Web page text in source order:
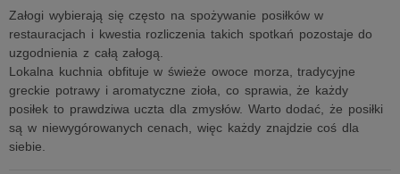
Załogi wybierają się często na spożywanie posiłków w
restauracjach i kwestia rozliczenia takich spotkań pozostaje do
uzgodnienia z całą załogą.
Lokalna kuchnia obfituje w świeże owoce morza, tradycyjne
greckie potrawy i aromatyczne zioła, co sprawia, że każdy
posiłek to prawdziwa uczta dla zmysłów. Warto dodać, że posiłki
są w niewygórowanych cenach, więc każdy znajdzie coś dla
siebie.